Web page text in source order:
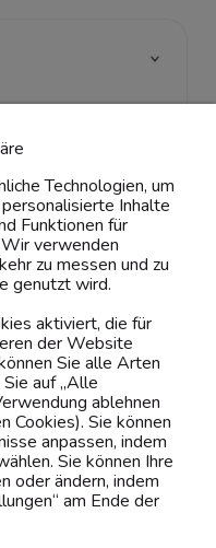
Technologien, um
Inhalte
Funktionen für
verwenden
zu messen und zu
genutzt wird.
aktiviert, die für
der Website
Sie alle Arten
auf „Alle
ablehnen
Cookies). Sie können
anpassen, indem
Sie können Ihre
oder ändern, indem
am Ende der